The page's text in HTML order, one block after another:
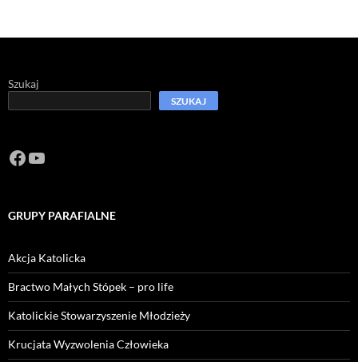
Szukaj
SZUKAJ
Facebook
https://www.youtube.com/channel/
GRUPY PARAFIALNE
Akcja Katolicka
Bractwo Małych Stópek – pro life
Katolickie Stowarzyszenie Młodzieży
Krucjata Wyzwolenia Człowieka